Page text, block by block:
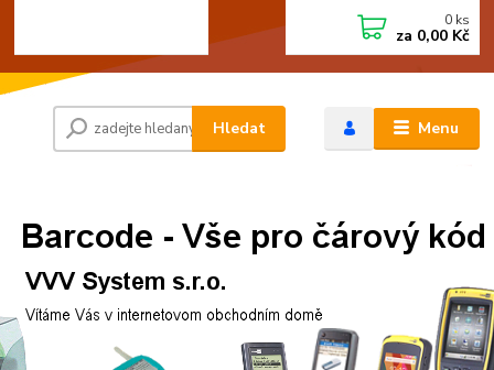
Menu
Hledat
0 ks
za 0,00 Kč